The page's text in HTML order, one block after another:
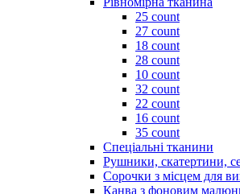
25 count
27 count
18 count
28 count
10 count
32 count
22 count
16 count
35 count
Спеціальні тканини
Рушники, скатертини,
Сорочки з місцем для
Канва з фоновим